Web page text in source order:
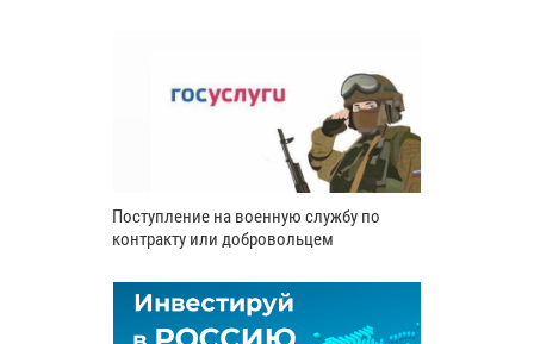
Поступление на военную службу по
контракту или добровольцем